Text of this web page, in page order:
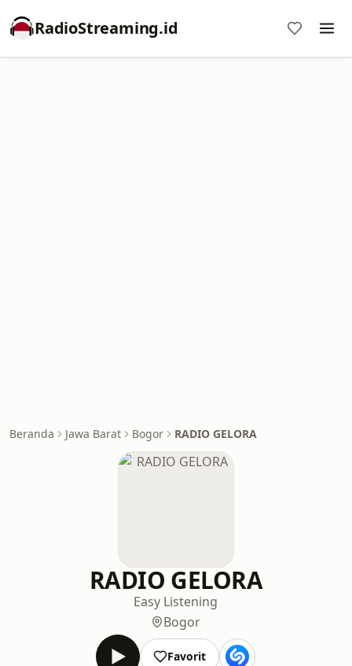
RadioStreaming.id
Beranda Jawa Barat Bogor RADIO GELORA
RADIO GELORA
Easy Listening
Bogor
Favorit